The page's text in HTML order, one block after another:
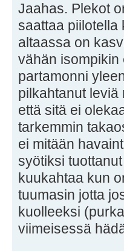
Jaahas. Plekot
saattaa piilotella
altaassa on
vähän isompikin
partamonni
pilkahtanut
että sitä ei
tarkemmin
ei mitään
syötiksi
kuukahtaa kun
tuumasin jotta
kuolleeksi
viimeisessä